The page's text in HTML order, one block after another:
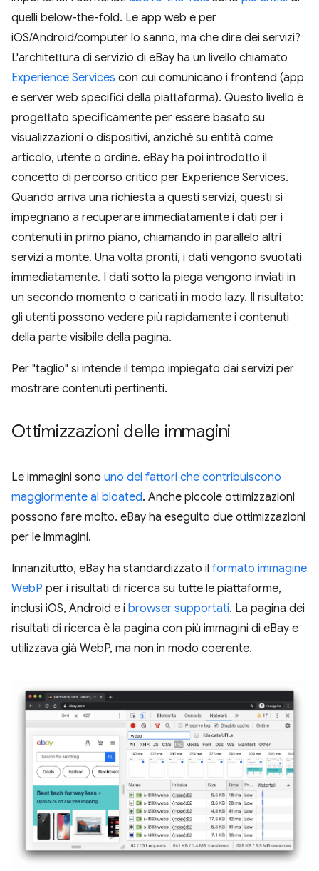
quelli below-the-fold. Le app web e per
iOS/Android/computer lo sanno, ma che dire dei servizi?
L'architettura di servizio di eBay ha un livello chiamato
Experience Services con cui comunicano i frontend (app
e server web specifici della piattaforma). Questo livello è
progettato specificamente per essere basato su
visualizzazioni o dispositivi, anziché su entità come
articolo, utente o ordine. eBay ha poi introdotto il
concetto di percorso critico per Experience Services.
Quando arriva una richiesta a questi servizi, questi si
impegnano a recuperare immediatamente i dati per i
contenuti in primo piano, chiamando in parallelo altri
servizi a monte. Una volta pronti, i dati vengono svuotati
immediatamente. I dati sotto la piega vengono inviati in
un secondo momento o caricati in modo lazy. Il risultato:
gli utenti possono vedere più rapidamente i contenuti
della parte visibile della pagina.
Per "taglio" si intende il tempo impiegato dai servizi per
mostrare contenuti pertinenti.
Ottimizzazioni delle immagini
Le immagini sono uno dei fattori che contribuiscono
maggiormente al bloated. Anche piccole ottimizzazioni
possono fare molto. eBay ha eseguito due ottimizzazioni
per le immagini.
Innanzitutto, eBay ha standardizzato il formato immagine
WebP per i risultati di ricerca su tutte le piattaforme,
inclusi iOS, Android e i browser supportati. La pagina dei
risultati di ricerca è la pagina con più immagini di eBay e
utilizzava già WebP, ma non in modo coerente.